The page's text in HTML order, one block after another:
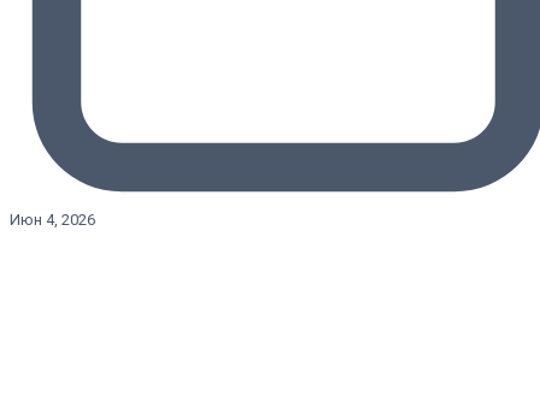
Июн 4, 2026